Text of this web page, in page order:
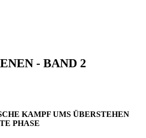
- BAND 2
KAMPF UMS ÜBERSTEHEN
PHASE